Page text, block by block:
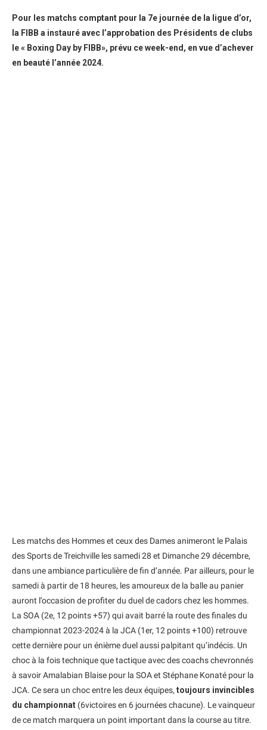
Pour les matchs comptant pour la 7e journée de la ligue d’or,
la FIBB a instauré avec l’approbation des Présidents de clubs
le « Boxing Day by FIBB», prévu ce week-end, en vue d’achever
en beauté l’année 2024.
Les matchs des Hommes et ceux des Dames animeront le Palais
des Sports de Treichville les samedi 28 et Dimanche 29 décembre,
dans une ambiance particulière de fin d’année. Par ailleurs, pour le
samedi à partir de 18 heures, les amoureux de la balle au panier
auront l’occasion de profiter du duel de cadors chez les hommes.
La SOA (2e, 12 points +57) qui avait barré la route des finales du
championnat 2023-2024 à la JCA (1er, 12 points +100) retrouve
cette dernière pour un énième duel aussi palpitant qu’indécis. Un
choc à la fois technique que tactique avec des coachs chevronnés
à savoir Amalabian Blaise pour la SOA et Stéphane Konaté pour la
JCA. Ce sera un choc entre les deux équipes, toujours invincibles
du championnat (6victoires en 6 journées chacune). Le vainqueur
de ce match marquera un point important dans la course au titre.